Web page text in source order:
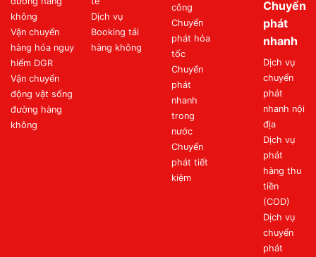
không
Vận chuyển
hàng hóa nguy
hiểm DGR
Vận chuyển
động vật sống
đường hàng
không
Dịch vụ
Booking tải
hàng không
công
Chuyển
phát hỏa
tốc
Chuyển
phát
nhanh
trong
nước
Chuyển
phát tiết
kiệm
Chuyển
phát
nhanh
Dịch vụ
chuyển
phát
nhanh nội
địa
Dịch vụ
phát
hàng thu
tiền
(COD)
Dịch vụ
chuyển
phát